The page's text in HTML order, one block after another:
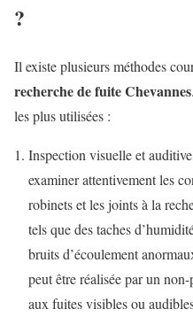
?
Il existe plusieurs méthodes
recherche de fuite Chevannes
les plus utilisées :
Inspection visuelle et
examiner attentivement les
robinets et les joints à la
tels que des taches
bruits d’écoulement
peut être réalisée par un
aux fuites visibles ou